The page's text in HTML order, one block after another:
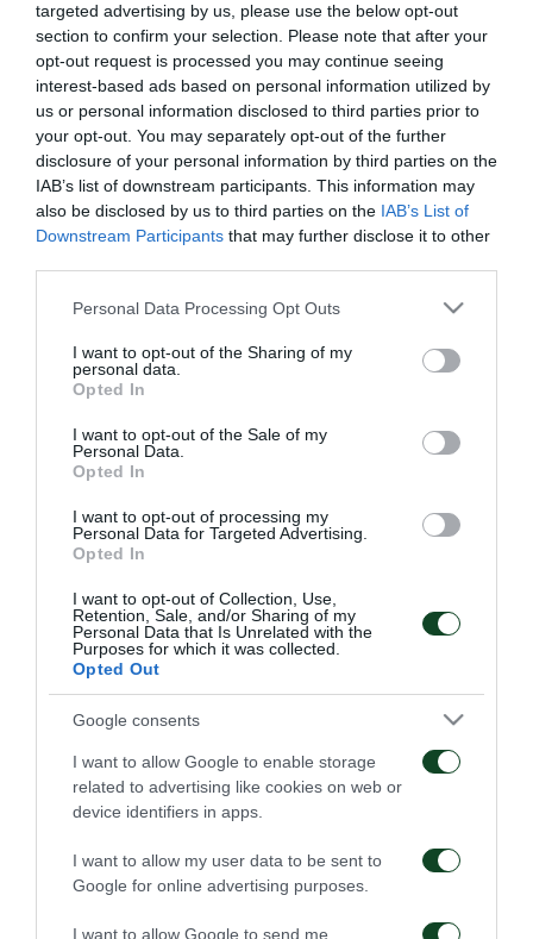
targeted advertising by us, please use the below opt-out
section to confirm your selection. Please note that after your
opt-out request is processed you may continue seeing
interest-based ads based on personal information utilized by
us or personal information disclosed to third parties prior to
your opt-out. You may separately opt-out of the further
disclosure of your personal information by third parties on the
IAB’s list of downstream participants. This information may
also be disclosed by us to third parties on the IAB’s List of
Downstream Participants that may further disclose it to other
Please note that this website/app uses one or more Google
not limited to your visit or usage behaviour. You may click to
grant or deny consent to Google and its third-party tags to
use your data for below specified purposes in below Google
consent section.
Personal Data Processing Opt Outs
I want to opt-out of the Sharing of my
personal data.
Opted In
I want to opt-out of the Sale of my
Personal Data.
Opted In
I want to opt-out of processing my
Personal Data for Targeted Advertising.
Opted In
I want to opt-out of Collection, Use,
Retention, Sale, and/or Sharing of my
Personal Data that Is Unrelated with the
Purposes for which it was collected.
Opted Out
Google consents
I want to allow Google to enable storage
related to advertising like cookies on web or
device identifiers in apps.
I want to allow my user data to be sent to
Google for online advertising purposes.
I want to allow Google to send me
como uno de los futbolistas más talentosos de su
generación. Su progreso fue rápido y ejemplar.
Desde su segunda temporada ya era el delantero
titular del Trébol y decisivo en la conquista de la
Copa de Grecia en 2022, ya que con sus goles en las
semifinales llegó la clasificación a la final. En 2023
firmó un nuevo contrato con el club, recibió el
brazalete de capitán y, en esencia, el nombramiento
de líder del equipo.
Luego siguió una temporada de ensueño con 23
goles en todas las competiciones, lo que lo convirtió
en delantero clave de la selección griega y en
objetivo codiciado en las principales ligas europeas.
Finalmente permaneció en el Panathinaikos,
firmando un nuevo contrato en noviembre de 2024.
El capitán sumó 190 apariciones, marcando 51 goles
con el Panathinaikos en todas las competiciones.
Fotis, te deseamos mucho éxito en tu carrera.
Llegaste como una promesa, te convertiste en
titular, insustituible, capitán, cántico en la grada e
ídolo de la juventud.¡Hasta pronto capitan!